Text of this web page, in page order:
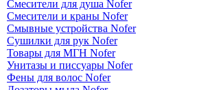
Смесители для душа Nofer
Смесители и краны Nofer
Смывные устройства Nofer
Сушилки для рук Nofer
Товары для МГН Nofer
Унитазы и писсуары Nofer
Фены для волос Nofer